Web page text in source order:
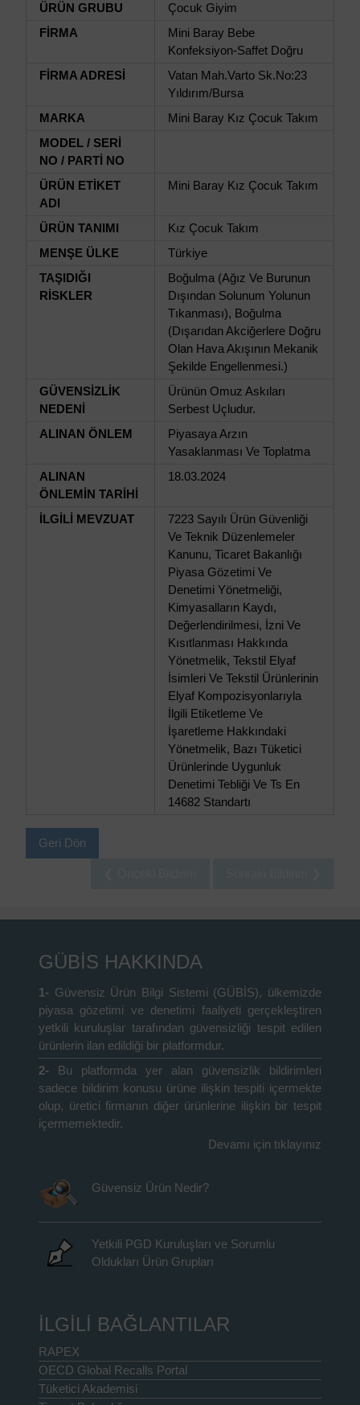
ÜRÜN GRUBU
Çocuk Giyim
FİRMA
Mini Baray Bebe
Konfeksiyon-Saffet Doğru
FİRMA ADRESİ
Vatan Mah.Varto Sk.No:23
Yıldırım/Bursa
MARKA
Mini Baray Kız Çocuk Takım
MODEL / SERİ
NO / PARTİ NO
ÜRÜN ETİKET
ADI
Mini Baray Kız Çocuk Takım
ÜRÜN TANIMI
Kız Çocuk Takım
MENŞE ÜLKE
Türkiye
TAŞIDIĞI
RİSKLER
Boğulma (Ağız Ve Burunun
Dışından Solunum Yolunun
Tıkanması), Boğulma
(Dışarıdan Akciğerlere Doğru
Olan Hava Akışının Mekanik
Şekilde Engellenmesi.)
GÜVENSİZLİK
NEDENİ
Ürünün Omuz Askıları
Serbest Uçludur.
ALINAN ÖNLEM
Piyasaya Arzın
Yasaklanması Ve Toplatma
ALINAN
ÖNLEMİN TARİHİ
18.03.2024
İLGİLİ MEVZUAT
7223 Sayılı Ürün Güvenliği
Ve Teknik Düzenlemeler
Kanunu, Ticaret Bakanlığı
Piyasa Gözetimi Ve
Denetimi Yönetmeliği,
Kimyasalların Kaydı,
Değerlendirilmesi, İzni Ve
Kısıtlanması Hakkında
Yönetmelik, Tekstil Elyaf
İsimleri Ve Tekstil Ürünlerinin
Elyaf Kompozisyonlarıyla
İlgili Etiketleme Ve
İşaretleme Hakkındaki
Yönetmelik, Bazı Tüketici
Ürünlerinde Uygunluk
Denetimi Tebliği Ve Ts En
14682 Standartı
Geri Dön
GÜBİS HAKKINDA
1- Güvensiz Ürün Bilgi Sistemi (GÜBİS), ülkemizde
piyasa gözetimi ve denetimi faaliyeti gerçekleştiren
yetkili kuruluşlar tarafından güvensizliği tespit edilen
ürünlerin ilan edildiği bir platformdur.
2-
Bu platformda yer alan güvensizlik bildirimleri
sadece bildirim konusu ürüne ilişkin tespiti içermekte
olup, üretici firmanın diğer ürünlerine ilişkin bir tespit
içermemektedir.
Devamı için tıklayınız
Güvensiz Ürün Nedir?
Yetkili PGD Kuruluşları ve Sorumlu
Oldukları Ürün Grupları
İLGİLİ BAĞLANTILAR
RAPEX
OECD Global Recalls Portal
Tüketici Akademisi